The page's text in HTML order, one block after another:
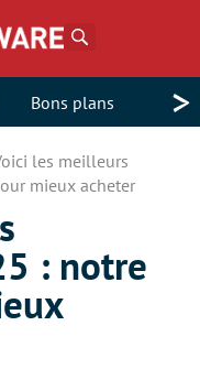
Bons plans >
les meilleurs
mieux acheter
: notre